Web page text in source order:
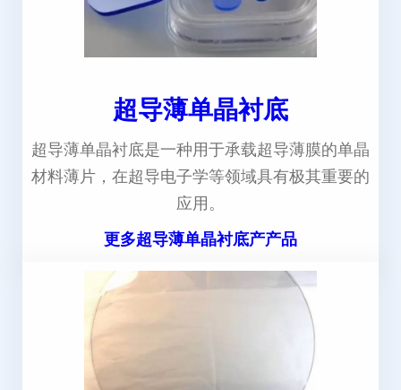
超导薄单晶衬底
超导薄单晶衬底是一种用于承载超导薄膜的单晶
材料薄片，在超导电子学等领域具有极其重要的
应用。
更多超导薄单晶衬底产产品